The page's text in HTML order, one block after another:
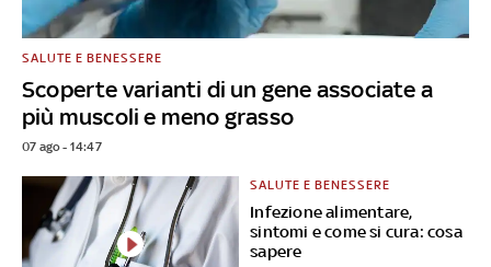
Scoperte varianti di un gene associate a
più muscoli e meno grasso
SALUTE E BENESSERE
07 ago - 14:47
Infezione alimentare,
sintomi e come si cura: cosa
sapere
SALUTE E BENESSERE